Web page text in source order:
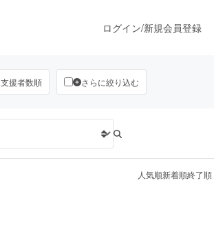
ログイン/新規会員登録
支援者数順 さらに絞り込む
人気順新着順終了順